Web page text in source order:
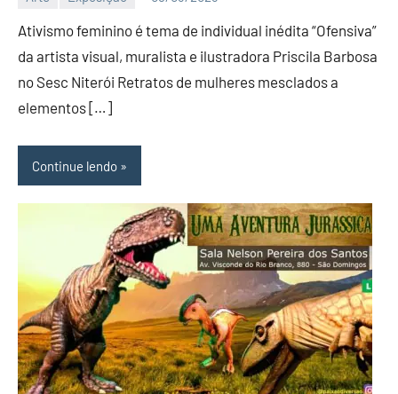
D
Nit
Ativismo feminino é tema de individual inédita “Ofensiva”
da artista visual, muralista e ilustradora Priscila Barbosa
no Sesc Niterói Retratos de mulheres mesclados a
elementos […]
Continue lendo